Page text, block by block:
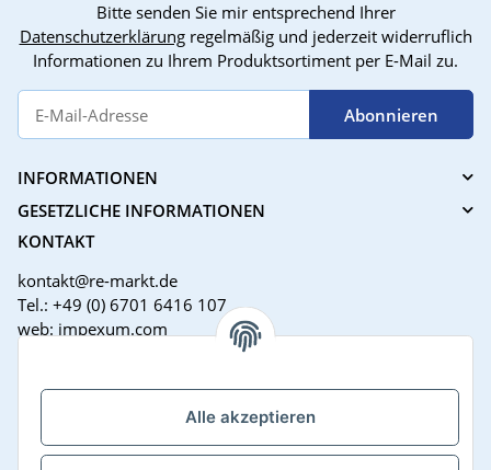
Alle akzeptieren
Bitte senden Sie mir entsprechend Ihrer
Datenschutzerklärungregelmäßig und jederzeit widerruflich
Informationen zu Ihrem Produktsortiment per E-Mail zu.
Abonnieren
INFORMATIONEN
GESETZLICHE INFORMATIONEN
KONTAKT
kontakt@re-markt.de
Tel.: +49 (0) 6701 6416 107
web: impexum.com
Mo-Fr: 08:00 - 17:00 Uhr